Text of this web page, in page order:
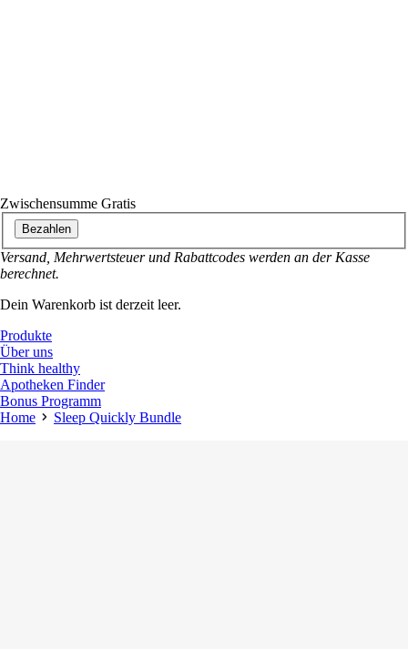
Zwischensumme Gratis
Bezahlen
Versand, Mehrwertsteuer und Rabattcodes werden an der Kasse
berechnet.
Dein Warenkorb ist derzeit leer.
Produkte
Über uns
Think healthy
Apotheken Finder
Bonus Programm
Home
Sleep Quickly Bundle